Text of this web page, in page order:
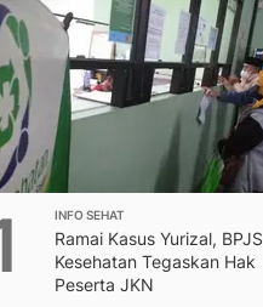
INFO SEHAT
Ramai Kasus Yurizal, BPJS
Kesehatan Tegaskan Hak
Peserta JKN